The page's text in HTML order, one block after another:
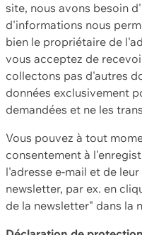
site, nous avons besoin
d'informations nous
bien le propriétaire de
vous acceptez de
collectons pas d'autres
données exclusivement
demandées et ne les
Vous pouvez à tout
consentement à
l'adresse e-mail et de
newsletter, par ex. en
de la newsletter" dans la